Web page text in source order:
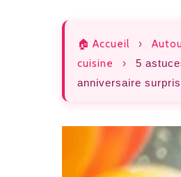
🏠 Accueil ›
cuisine
›
5
anniversaire